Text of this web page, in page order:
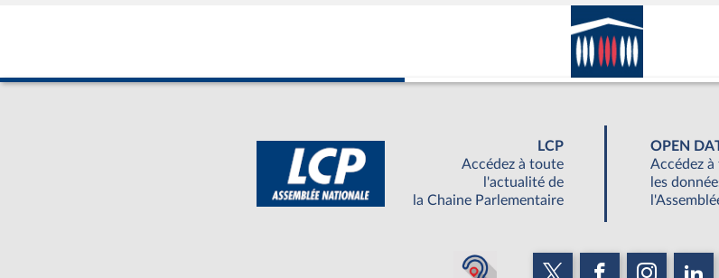
LCP
Accédez à toute
l'actualité de
la Chaine Parlementaire
OPEN
Accédez
les